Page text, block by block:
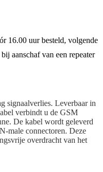
16.00 uur besteld, volgende
aanschaf van een repeater
signaalverlies. Leverbaar in
verbindt u de GSM
De kabel wordt geleverd
male connectoren. Deze
overdracht van het